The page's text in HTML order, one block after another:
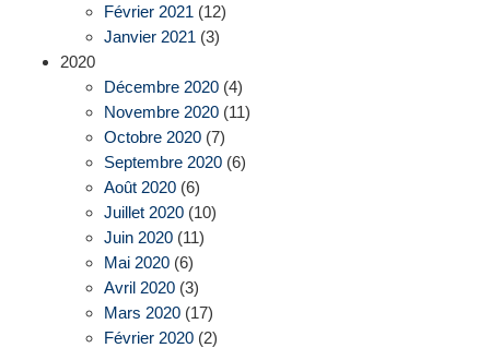
Février 2021 (12)
Janvier 2021 (3)
2020
Décembre 2020 (4)
Novembre 2020 (11)
Octobre 2020 (7)
Septembre 2020 (6)
Août 2020 (6)
Juillet 2020 (10)
Juin 2020 (11)
Mai 2020 (6)
Avril 2020 (3)
Mars 2020 (17)
Février 2020 (2)